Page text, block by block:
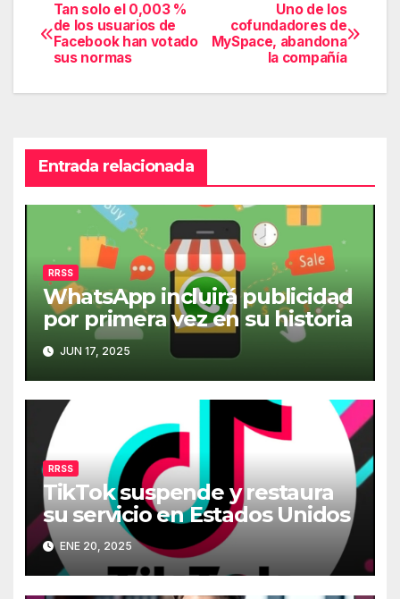
Navegación
de
entradas
Uno de los
cofundadores de
MySpace, abandona
la compañía
Tan solo el 0,003 %
de los usuarios de
Facebook han votado
sus normas
Entrada relacionada
RRSS
WhatsApp incluirá publicidad
por primera vez en su historia
JUN 17, 2025
RRSS
TikTok suspende y restaura
su servicio en Estados Unidos
ENE 20, 2025